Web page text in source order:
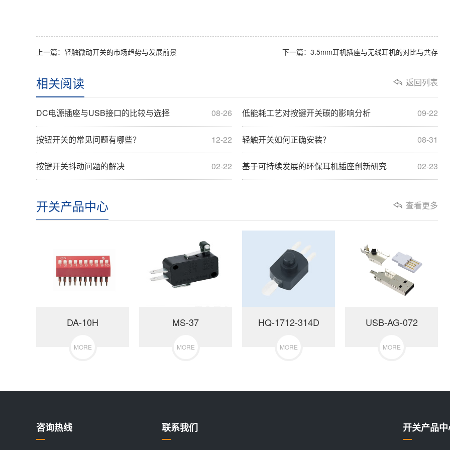
上一篇：轻触微动开关的市场趋势与发展前景 下一篇：3.5mm耳机插座与无线耳机的对比与共存
返回列表
相关阅读
08-26
DC电源插座与USB接口的比较与选择 09-22
低能耗工艺对按键开关碳的影响分析
12-22
按钮开关的常见问题有哪些？ 08-31
轻触开关如何正确安装？
02-22
按键开关抖动问题的解决 02-23
基于可持续发展的环保耳机插座创新研究
查看更多
开关产品中心
DA-10H
MORE
MS-37
MORE
HQ-1712-314D
MORE
USB-AG-072
MORE
咨询热线 联系我们 开关产品